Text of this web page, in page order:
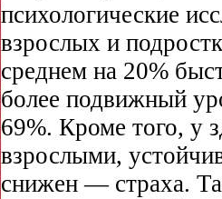
психологические
взрослых и
среднем на 20%
более подвижный
69%. Кроме того, у
взрослыми,
снижен — страха.